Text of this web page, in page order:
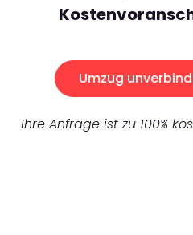
Umzug
Ihre Anfrage ist zu 100%